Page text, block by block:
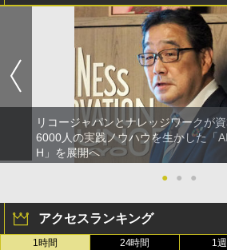
リコージャパンとナレッジワークが
6000人の実践ノウハウを生かした「
H」を展開へ
●
● ●
アクセスランキング
1時間 24時間 1